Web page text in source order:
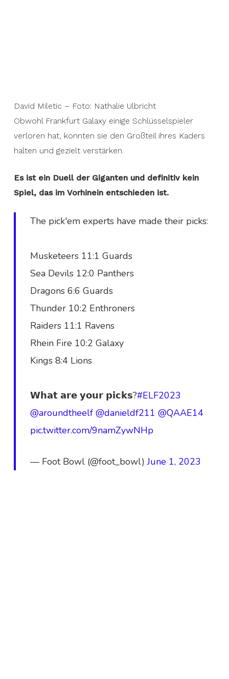
David Miletic – Foto: Nathalie Ulbricht
Obwohl Frankfurt Galaxy einige Schlüsselspieler
verloren hat, konnten sie den Großteil ihres Kaders
halten und gezielt verstärken.
Es ist ein Duell der Giganten und definitiv kein
Spiel, das im Vorhinein entschieden ist.
The pick'em experts have made their picks:
Musketeers 11:1 Guards
Sea Devils 12:0 Panthers
Dragons 6:6 Guards
Thunder 10:2 Enthroners
Raiders 11:1 Ravens
Rhein Fire 10:2 Galaxy
Kings 8:4 Lions
𝗪𝗵𝗮𝘁 𝗮𝗿𝗲 𝘆𝗼𝘂𝗿 𝗽𝗶𝗰𝗸𝘀?#ELF2023
@aroundtheelf @danieldf211 @QAAE14
pic.twitter.com/9namZywNHp
— Foot Bowl (@foot_bowl)June 1, 2023